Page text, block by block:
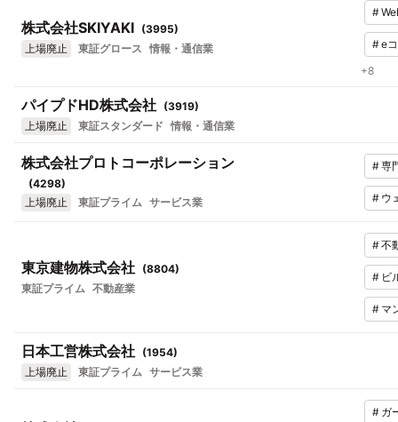
株式会社SKIYAKI (3995)
上場廃止
東証グロース 情報・通信業
#
#e
+8
パイプドHD株式会社 (3919)
上場廃止
東証スタンダード 情報・通信業
株式会社プロトコーポレーション
(4298)
上場廃止
東証プライム サービス業
#専
# ウ
東京建物株式会社 (8804)
東証プライム 不動産業
#不
# ビ
# マ
日本工営株式会社 (1954)
上場廃止
東証プライム サービス業
# ガ